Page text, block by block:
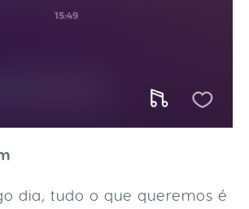
dia, tudo o que queremos é